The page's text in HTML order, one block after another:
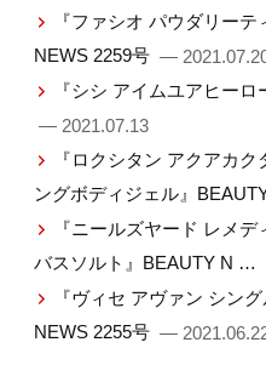
『ファシオ パウダリー
NEWS 2259号 —
『シシ アイムユアヒー
— 2021.07.13
『ロクシタン アクアカ
ングボディジェル』
『ニールズヤード レメ
バスソルト』BEAUTY N …
『ヴィセ アヴァン シン
NEWS 2255号 —